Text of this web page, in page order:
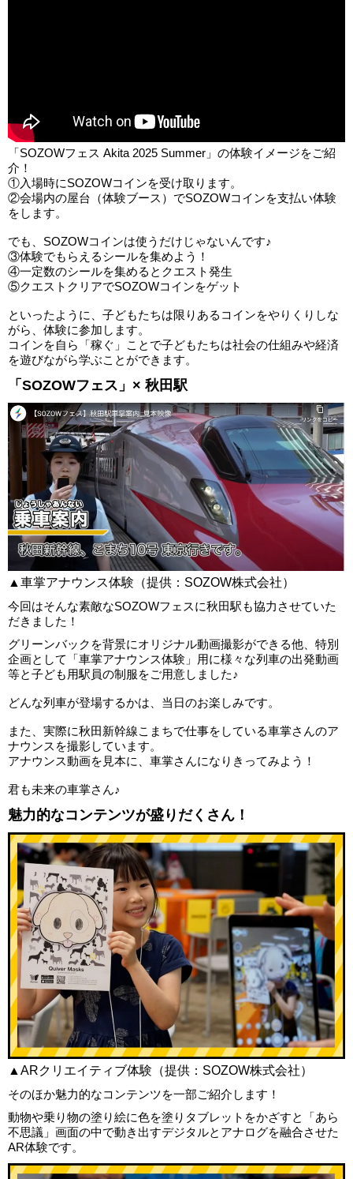
「SOZOWフェス Akita 2025 Summer」の体験イメージをご紹
介！
①入場時にSOZOWコインを受け取ります。
②会場内の屋台（体験ブース）でSOZOWコインを支払い体験
をします。
でも、SOZOWコインは使うだけじゃないんです♪
③体験でもらえるシールを集めよう！
④一定数のシールを集めるとクエスト発生
⑤クエストクリアでSOZOWコインをゲット
といったように、子どもたちは限りあるコインをやりくりしな
がら、体験に参加します。
コインを自ら「稼ぐ」ことで子どもたちは社会の仕組みや経済
を遊びながら学ぶことができます。
「SOZOWフェス」× 秋田駅
▲車掌アナウンス体験（提供：SOZOW株式会社）
今回はそんな素敵なSOZOWフェスに秋田駅も協力させていた
だきました！
グリーンバックを背景にオリジナル動画撮影ができる他、特別
企画として「車掌アナウンス体験」用に様々な列車の出発動画
等と子ども用駅員の制服をご用意しました♪
どんな列車が登場するかは、当日のお楽しみです。
また、実際に秋田新幹線こまちで仕事をしている車掌さんのア
ナウンスを撮影しています。
アナウンス動画を見本に、車掌さんになりきってみよう！
君も未来の車掌さん♪
魅力的なコンテンツが盛りだくさん！
▲ARクリエイティブ体験（提供：SOZOW株式会社）
そのほか魅力的なコンテンツを一部ご紹介します！
動物や乗り物の塗り絵に色を塗りタブレットをかざすと「あら
不思議」画面の中で動き出すデジタルとアナログを融合させた
AR体験です。